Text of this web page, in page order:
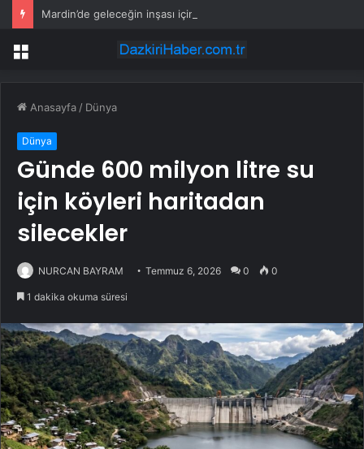
Menü
Anasayfa / Dünya
Dünya
Günde 600 milyon litre su
için köyleri haritadan
silecekler
NURCAN BAYRAM Temmuz 6, 2026 0 0
1 dakika okuma süresi